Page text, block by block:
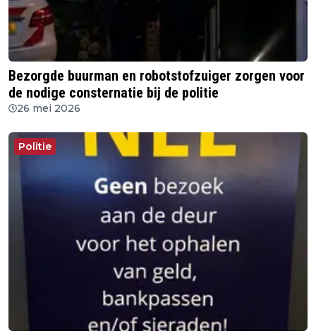
Bezorgde buurman en robotstofzuiger zorgen voor
de nodige consternatie bij de politie
26 mei 2026
Politie